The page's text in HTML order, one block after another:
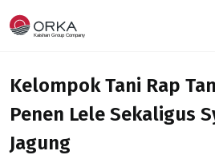
Kelompok Tani Rap
Penen Lele Sekaligus
Jagung